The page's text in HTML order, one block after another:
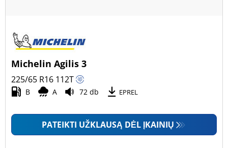
Michelin Agilis 3
225/65 R16 112T
B A 72 db EPREL
PATEIKTI UŽKLAUSĄ DĖL ĮKAINIŲ